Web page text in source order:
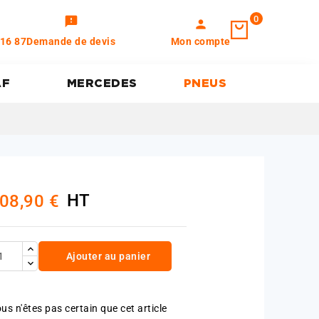
87
feedback
Demande de devis
person
Mon compte
0
MERCEDES PNEUS
€ HT
Ajouter au panier
n'êtes pas certain que cet article